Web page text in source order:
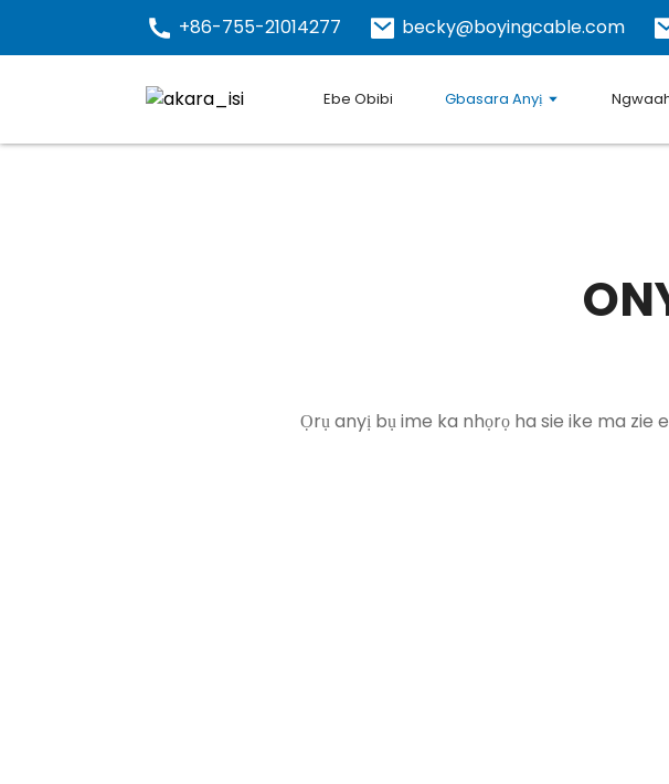
+86-755-21014277 becky@boyingcable.com
Ebe Obibi Gbasara Anyị
Ọrụ anyị bụ ime ka nhọrọ ha sie ike ma